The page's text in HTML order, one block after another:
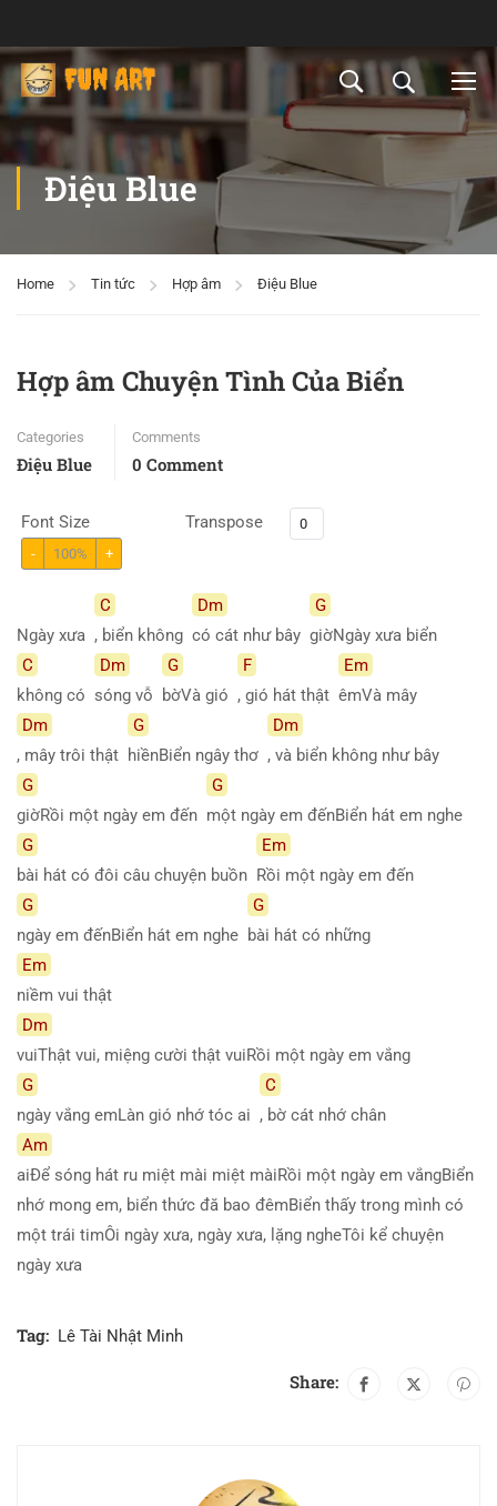
Điệu Blue
Home Tin tức Hợp âm Điệu Blue
Hợp âm Chuyện Tình Của Biển
Categories
Điệu Blue
Comments
0 Comment
Font Size
- 100% +
Transpose
Ngày xưa
C
, biển không
Dm
có cát như bây
G
giờNgày xưa biển
C
không có
Dm
sóng vỗ
G
bờVà gió
F
, gió hát thật
Em
êmVà mây
Dm
, mây trôi thật
G
hiềnBiển ngây thơ
Dm
, và biển không như bây
G
giờRồi một ngày em đến
G
một ngày em đếnBiển hát em nghe
G
bài hát có đôi câu chuyện buồn
Em
Rồi một ngày em đến
G
ngày em đếnBiển hát em nghe
G
bài hát có những
Em
niềm vui thật
Dm
vuiThật vui, miệng cười thật vuiRồi một ngày em vắng
G
ngày vắng emLàn gió nhớ tóc ai
C
, bờ cát nhớ chân
Am
aiĐể sóng hát ru miệt mài miệt màiRồi một ngày em vắngBiển
nhớ mong em, biển thức đă bao đêmBiển thấy trong mình có
một trái timÔi ngày xưa, ngày xưa, lặng ngheTôi kể chuyện
ngày xưa
Tag: Lê Tài Nhật Minh
Share: